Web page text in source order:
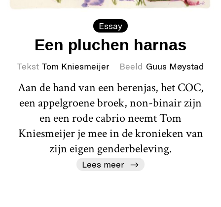
Essay
Een pluchen harnas
Tekst Tom Kniesmeijer Beeld Guus Møystad
Aan de hand van een berenjas, het COC,
een appelgroene broek, non-binair zijn
en een rode cabrio neemt Tom
Kniesmeijer je mee in de kronieken van
zijn eigen genderbeleving.
Lees meer